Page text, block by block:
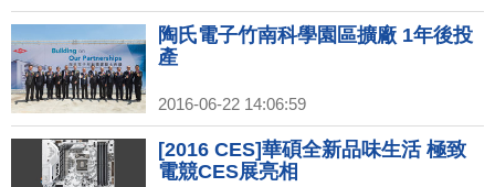
陶氏電子竹南科學園區擴廠 1年後投
產
2016-06-22 14:06:59
[2016 CES]華碩全新品味生活 極致
電競CES展亮相